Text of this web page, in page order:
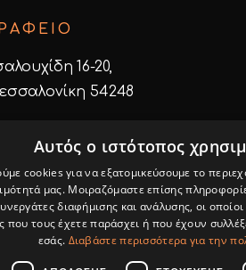
16-20,
54248
τον χάρτη
Αυτός ο ιστότοπος
cookies για να εξατομικεύσουμε το
μας. Μοιραζόμαστε επίσης
διαφήμισης και ανάλυσης, οι
που τους έχετε παράσχει ή που έχουν
εσάς. Διαβάστε περισσότερα για την